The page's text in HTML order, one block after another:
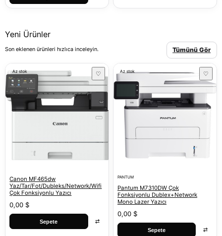
Yeni Ürünler
Son eklenen ürünleri hızlıca inceleyin. Tümünü Gör
Az stok ♡
Canon MF465dw
Yaz/Tar/Fot/Dubleks/Network/Wifi
Çok Fonksiyonlu Yazıcı
0,00 $
Sepete ⇄
Az stok ♡
PANTUM
Pantum M7310DW Çok
Fonksiyonlu Dublex+Network
Mono Lazer Yazıcı
0,00 $
Sepete ⇄